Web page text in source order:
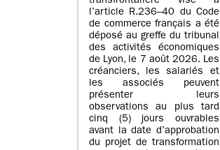
l’article R.236–40 du Code
de commerce français a été
déposé au greffe du tribunal
des activités économiques
de Lyon, le 7 août 2026. Les
créanciers, les salariés et
les associés peuvent
présenter leurs
observations au plus tard
cinq (5) jours ouvrables
avant la date d’approbation
du projet de transformation